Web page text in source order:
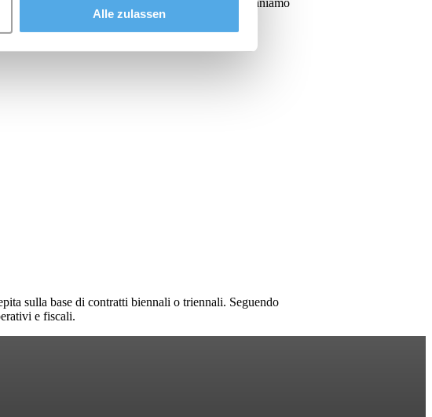
Alle zulassen
presentazione sia stata di vostro gradimento rimaniamo
sulla base di contratti biennali o triennali. Seguendo
e fiscali.